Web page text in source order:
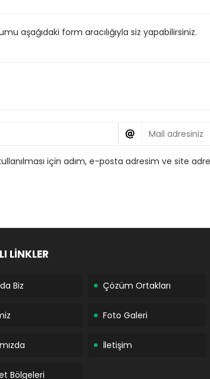
aşağıdaki form aracılığıyla siz yapabilirsiniz.
için adım, e-posta adresim ve site
LİNKLER
Biz Çözüm Ortakları
Foto Galeri
İletişim
Bölgeleri